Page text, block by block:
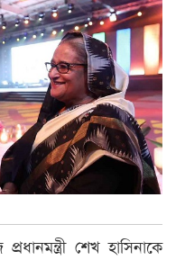
শেখ হাসিনাকে